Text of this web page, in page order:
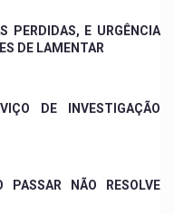
PERDIDAS, E URGÊNCIA
DE LAMENTAR
DE INVESTIGAÇÃO
PASSAR NÃO RESOLVE